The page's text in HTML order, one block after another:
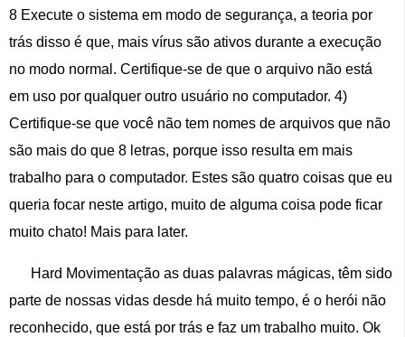
8 Execute o sistema em modo de segurança, a teoria por
trás disso é que, mais vírus são ativos durante a execução
no modo normal. Certifique-se de que o arquivo não está
em uso por qualquer outro usuário no computador. 4)
Certifique-se que você não tem nomes de arquivos que não
são mais do que 8 letras, porque isso resulta em mais
trabalho para o computador. Estes são quatro coisas que eu
queria focar neste artigo, muito de alguma coisa pode ficar
muito chato! Mais para later.
Hard Movimentação as duas palavras mágicas, têm sido
parte de nossas vidas desde há muito tempo, é o herói não
reconhecido, que está por trás e faz um trabalho muito. Ok